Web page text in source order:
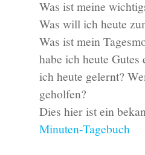
Was ist meine
Was will ich heute
Was ist mein
habe ich heute Gutes
ich heute gelernt?
geholfen?
Dies hier ist ein
Minuten-Tagebuch